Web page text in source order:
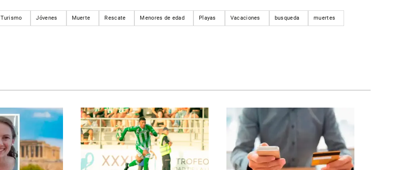
Turismo Jóvenes Muerte Rescate Menores de edad Playas Vacaciones busqueda muertes